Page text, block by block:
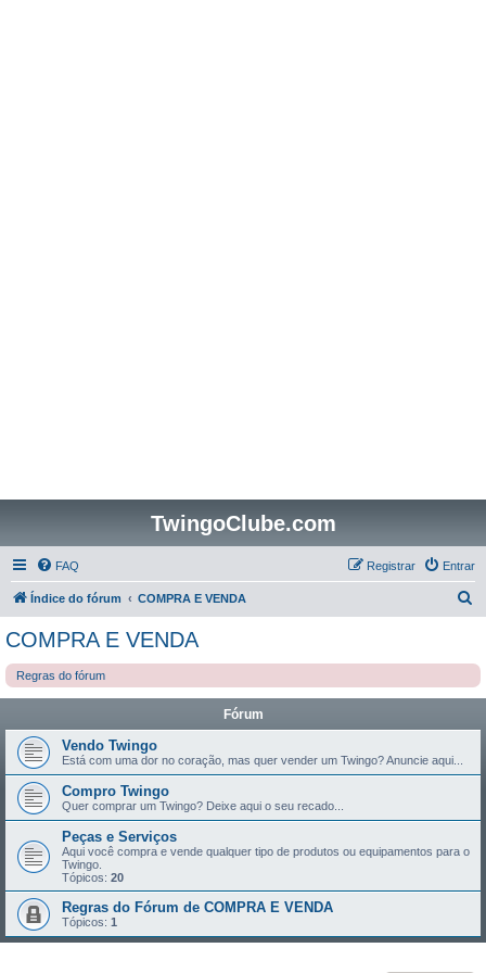
TwingoClube.com
FAQ Entrar
Registrar
Índice do fórum COMPRA E VENDA
u
i
a
COMPRA E VENDA
Regras do fórum
Fórum
Vendo Twingo
Está com uma dor no coração, mas quer vender um Twingo? Anuncie aqui...
Compro Twingo
Quer comprar um Twingo? Deixe aqui o seu recado...
Peças e Serviços
Aqui você compra e vende qualquer tipo de produtos ou equipamentos para o
Twingo.
Tópicos: 20
Regras do Fórum de COMPRA E VENDA
Tópicos: 1